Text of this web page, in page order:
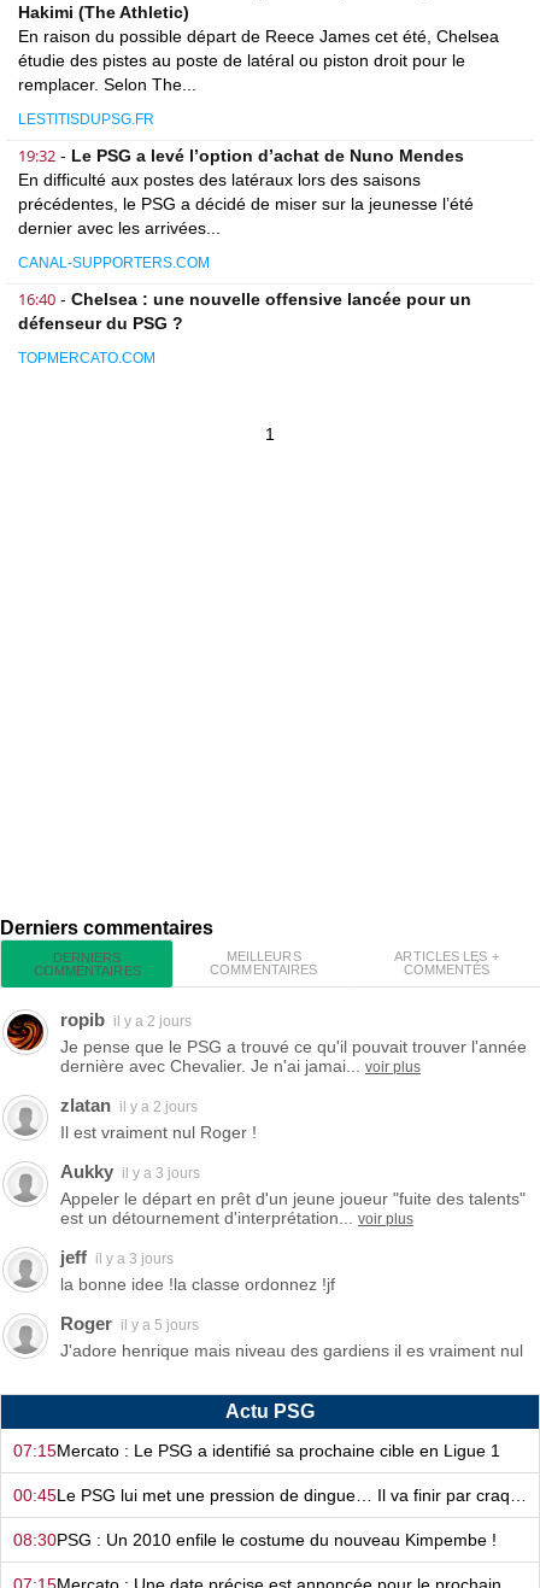
Hakimi (The Athletic)
En raison du possible départ de Reece James cet été, Chelsea
étudie des pistes au poste de latéral ou piston droit pour le
remplacer. Selon The...
LESTITISDUPSG.FR
19:32 - Le PSG a levé l’option d’achat de Nuno Mendes
En difficulté aux postes des latéraux lors des saisons
précédentes, le PSG a décidé de miser sur la jeunesse l’été
dernier avec les arrivées...
CANAL-SUPPORTERS.COM
16:40 - Chelsea : une nouvelle offensive lancée pour un
défenseur du PSG ?
TOPMERCATO.COM
1
Derniers commentaires
DERNIERS
COMMENTAIRES
MEILLEURS
COMMENTAIRES
ARTICLES LES +
COMMENTÉS
ropib il y a 2 jours
Je pense que le PSG a trouvé ce qu'il pouvait trouver l'année
dernière avec Chevalier. Je n'ai jamai...
voir plus
zlatan il y a 2 jours
Il est vraiment nul Roger !
Aukky il y a 3 jours
Appeler le départ en prêt d'un jeune joueur "fuite des talents"
est un détournement d'interprétation...
voir plus
jeff il y a 3 jours
la bonne idee !la classe ordonnez !jf
Roger il y a 5 jours
J'adore henrique mais niveau des gardiens il es vraiment nul
Actu PSG
07:15Mercato : Le PSG a identifié sa prochaine cible en Ligue 1
00:45
08:30PSG : Un 2010 enfile le costume du nouveau Kimpembe !